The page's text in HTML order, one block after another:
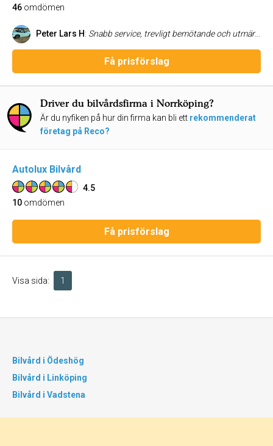
46 omdömen
Peter Lars H: Snabb service, trevligt bemötande och utmärkt resultat efter både keramisk behandling och rekonditionering med vaxning. Kan verkligen rekommendera denna firma. Hälsningar Peter H
Få prisförslag
Driver du bilvårdsfirma i Norrköping?
Är du nyfiken på hur din firma kan bli ett rekommenderat
företag på Reco?
Autolux Bilvård
4.5
10 omdömen
Få prisförslag
Visa sida: 1
Bilvård i Ödeshög
Bilvård i Linköping
Bilvård i Vadstena